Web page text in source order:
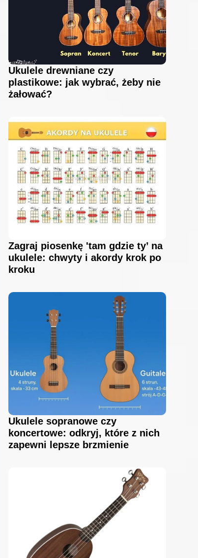
Ukulele drewniane czy
plastikowe: jak wybrać, żeby nie
żałować?
Zagraj piosenkę 'tam gdzie ty’ na
ukulele: chwyty i akordy krok po
kroku
Ukulele sopranowe czy
koncertowe: odkryj, które z nich
zapewni lepsze brzmienie